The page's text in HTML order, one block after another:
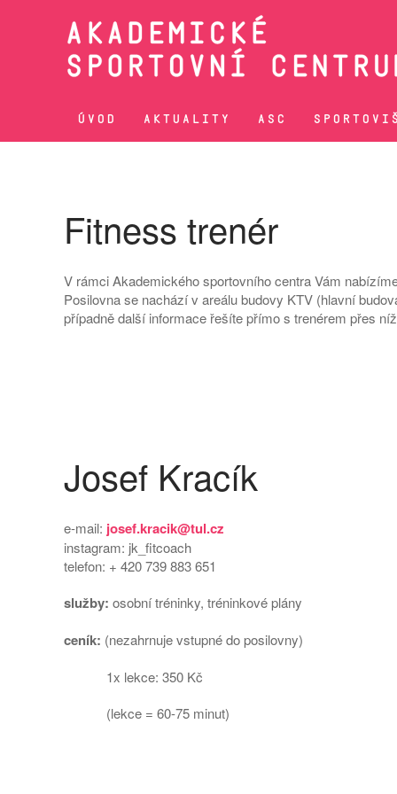
Přejít na hlavní obsah
ÚVOD AKTUALITY ASC
Fitness trenér
V rámci Akademického sportovního centra Vám
Posilovna se nachází v areálu budovy KTV (hlavní
případně další informace řešíte přímo s trenérem přes
Josef Kracík
e-mail: josef.kracik@tul.cz
instagram: jk_fitcoach
telefon: + 420 739 883 651
služby: osobní tréninky, tréninkové plány
ceník: (nezahrnuje vstupné do posilovny)
1x lekce: 350 Kč
(lekce = 60-75 minut)